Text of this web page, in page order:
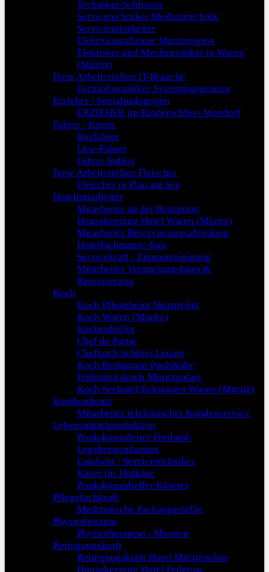
Techniker/Schlosser
Servicetechniker Medizintechnik
Servicemitarbeiter
Elektroinstallateur Müritzregion
Elektriker und Mechatroniker in Waren
(Müritz)
Freie Arbeitsstellen IT-Branche
Fachinformatiker Systemintegration
Erzieher / Sozialpädagogen
ERZIEHER im Kinderschloss Wendorf
Fahrer / Kurier
Busfahrer
Lkw-Fahrer
Fahrer Imbiss
Freie Arbeitsstellen Fleischer
Fleischer in Plau am See
Hotelmitarbeiter
Mitarbeiter an der Rezeption
Housekeeping Hotel Waren (Müritz)
Mitarbeiter Reservierungsabteilung
Hotelfachmann/-frau
Servicekraft / Zimmerreinigung
Mitarbeiter Vermietungsbüro &
Reservierung
Koch
Koch Pflegeheim Neustrelitz
Koch Waren (Müritz)
Küchenhelfer
Chef de Partie
Chefkoch Schloss Leizen
Koch Restaurant Paulshöhe
Frühstückskoch Müritzpalais
Koch Seehotel Ecktannen Waren (Müritz)
Kundendienst
Mitarbeiter telefonischer Kundenservice
Lebensmittelproduktion
Produktionsleiter Freiland-
Legehennenfarmen
Landwirt / Servicetechniker
Käser für Hofkäse
Produktionshelfer Käserei
Pflegefachkraft
Medizinische Fachangestellte
Physiotherapie
Physiotherapeut / Masseur
Reinigungskraft
Reinigungskraft Hotel Müritzpalais
Housekeeping Hotel Federow